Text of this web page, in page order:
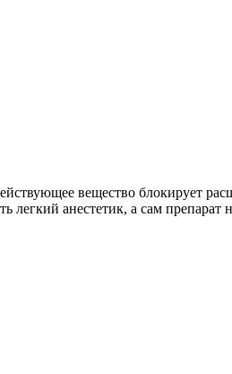
вещество блокирует
легкий анестетик, а сам